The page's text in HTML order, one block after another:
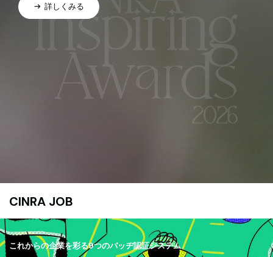
詳しくみる
CINRA JOB
これからの企業を彩る9つのバッヂ認証システム